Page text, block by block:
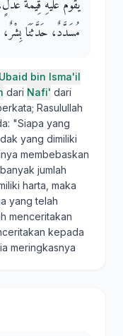
يُقَوَّمُ عَلَيْهِ قِيمَةَ
مُسَدَّدٌ، حَدَّثَنَا
bin Isma'il
dari Nafi' dari
Rasulullah
"Siapa yang
yang dimiliki
membebaskan
jumlah
harta, maka
yang telah
menceritakan
kepada
meringkasnya